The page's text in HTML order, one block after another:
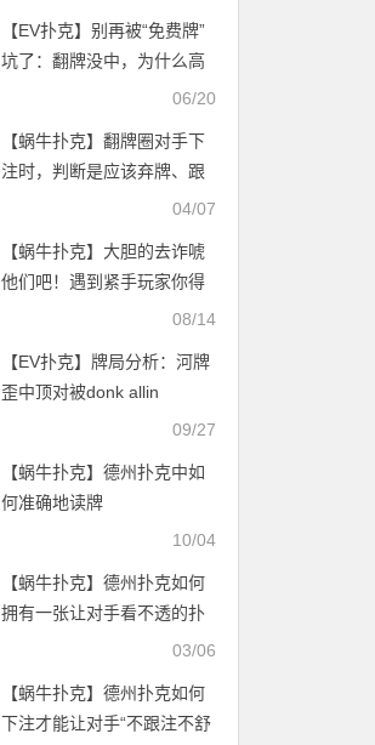
【EV扑克】别再被“免费牌”
坑了：翻牌没中，为什么高
06/20
【蜗牛扑克】翻牌圈对手下
注时，判断是应该弃牌、跟
注还是加注的终极思路！10
04/07
【蜗牛扑克】大胆的去诈唬
他们吧！遇到紧手玩家你得
08/14
【EV扑克】牌局分析：河牌
歪中顶对被donk allin
09/27
【蜗牛扑克】德州扑克中如
何准确地读牌
10/04
【蜗牛扑克】德州扑克如何
拥有一张让对手看不透的扑
03/06
【蜗牛扑克】德州扑克如何
下注才能让对手“不跟注不舒